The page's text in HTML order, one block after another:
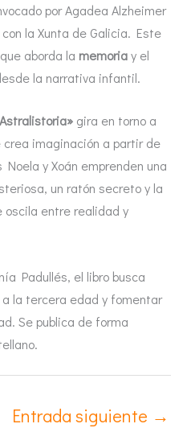
por Agadea Alzheimer
la Xunta de Galicia. Este
aborda la memoriay el
la narrativa infantil.
gira en torno a
imaginación a partir de
y Xoán emprenden una
un ratón secreto y la
oscila entre realidad y
Padullés, el libro busca
la tercera edad y fomentar
Se publica de forma
Entrada siguiente →